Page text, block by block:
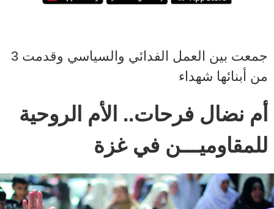
جمعت بين العمل الفدائي والسياسي وقدمت ‬3
من أبنائها شهداء
أم نضال فرحات.. الأم الروحية
للمقاوميـــن في غزة